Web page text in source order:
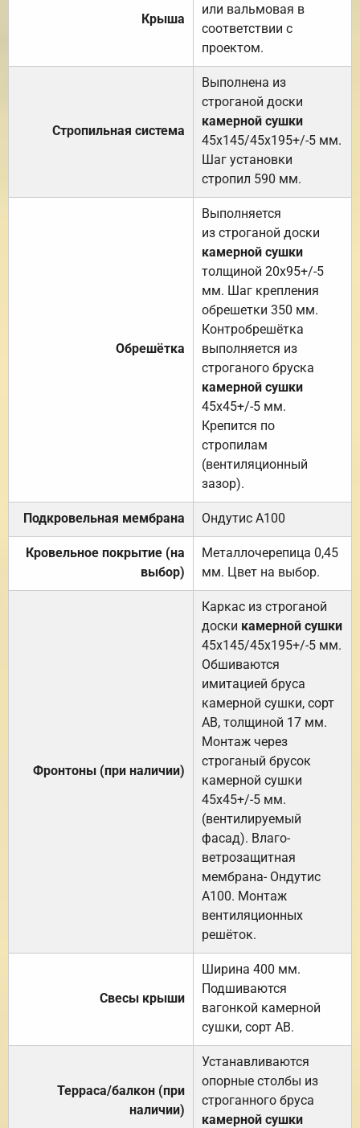
Крыша
или вальмовая в
соответствии с
проектом.
Стропильная система
Выполнена из
строганой доски
камерной сушки
45х145/45х195+/-5 мм.
Шаг установки
стропил 590 мм.
Обрешётка
Выполняется
из строганой доски
камерной сушки
толщиной 20х95+/-5
мм. Шаг крепления
обрешетки 350 мм.
Контробрешётка
выполняется из
строганого бруска
камерной сушки
45х45+/-5 мм.
Крепится по
стропилам
(вентиляционный
зазор).
Подкровельная мембрана Ондутис А100
Кровельное покрытие (на
выбор)
Металлочерепица 0,45
мм. Цвет на выбор.
Фронтоны (при наличии)
Каркас из строганой
доски камерной сушки
45х145/45х195+/-5 мм.
Обшиваются
имитацией бруса
камерной сушки, сорт
АВ, толщиной 17 мм.
Монтаж через
строганый брусок
камерной сушки
45х45+/-5 мм.
(вентилируемый
фасад). Влаго-
ветрозащитная
мембрана- Ондутис
А100. Монтаж
вентиляционных
решёток.
Свесы крыши
Ширина 400 мм.
Подшиваются
вагонкой камерной
сушки, сорт АВ.
Терраса/балкон (при
наличии)
Устанавливаются
опорные столбы из
строганного бруса
камерной сушки